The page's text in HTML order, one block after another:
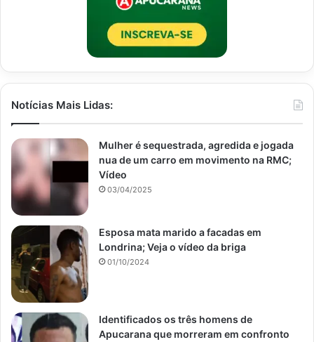
Notícias Mais Lidas:
Mulher é sequestrada, agredida e jogada
nua de um carro em movimento na RMC;
Vídeo
03/04/2025
Esposa mata marido a facadas em
Londrina; Veja o vídeo da briga
01/10/2024
Identificados os três homens de
Apucarana que morreram em confronto